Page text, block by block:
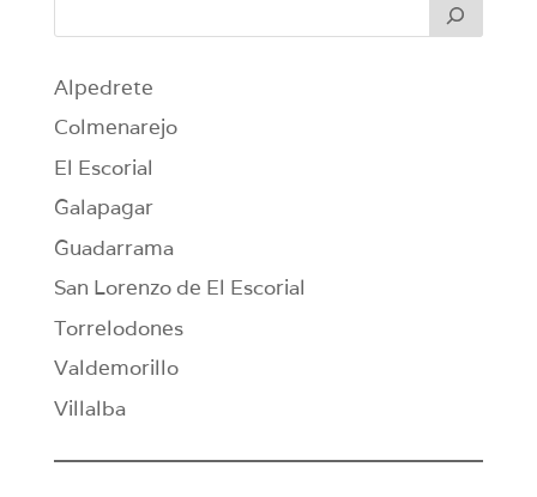
Alpedrete
Colmenarejo
El Escorial
Galapagar
Guadarrama
San Lorenzo de El Escorial
Torrelodones
Valdemorillo
Villalba